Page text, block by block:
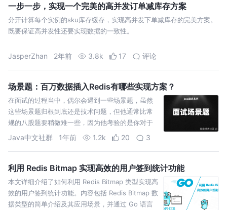
一步一步，实现一个完美的高并发订单减库存方案
分开计算每个实例的sku库存缓存，实现高并发下单减库存的完美方案。
既要保证高并发性还要实现数据的一致性。
JasperZhan 2年前 3.8k 17 评论
场景题：百万数据插入Redis有哪些实现方案？
在面试的过程当中，偶尔会遇到一些场景题，虽然
这些场景题归根到底还是技术问题，但他通常比常
规的八股题要稍微难一些，因为他考验的是你对于
技术的整体理解、应用，以及变通的能力。 那么今
Java中文社群 1年前 1.2k 20 3
利用 Redis Bitmap 实现高效的用户签到统计功能
本文详细介绍了如何利用 Redis Bitmap 类型实现高
效的用户签到统计功能。内容包括 Redis Bitmap 数
据类型的简单介绍及其应用场景，并通过 Go 语言